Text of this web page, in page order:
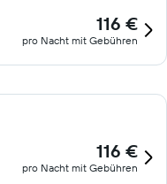
116 €
pro Nacht mit Gebühren
116 €
pro Nacht mit Gebühren